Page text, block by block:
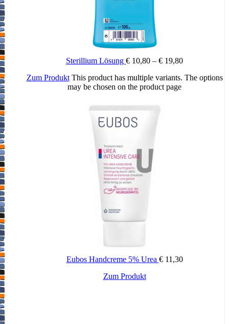
Sterillium Lösung € 10,80 – € 19,80
Zum Produkt This product has multiple variants. The options
may be chosen on the product page
Eubos Handcreme 5% Urea €11,30
Zum Produkt